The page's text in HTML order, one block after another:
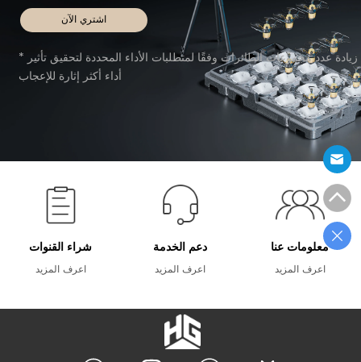
اشتري الآن
* زيادة عدد مجموعات الطائرات وفقًا لمتطلبات الأداء المحددة لتحقيق تأثير
أداء أكثر إثارة للإعجاب
شراء القنوات
اعرف المزيد
دعم الخدمة
اعرف المزيد
معلومات عنا
اعرف المزيد
شعار